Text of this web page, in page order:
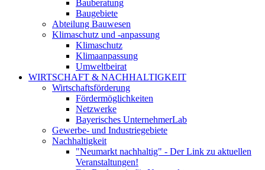
Bauberatung
Baugebiete
Abteilung Bauwesen
Klimaschutz und -anpassung
Klimaschutz
Klimaanpassung
Umweltbeirat
WIRTSCHAFT & NACHHALTIGKEIT
Wirtschaftsförderung
Fördermöglichkeiten
Netzwerke
Bayerisches UnternehmerLab
Gewerbe- und Industriegebiete
Nachhaltigkeit
"Neumarkt nachhaltig" - Der Link zu aktuellen
Veranstaltungen!